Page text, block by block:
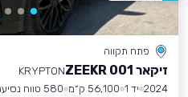
פתח תקווה
זיקאר ZEEKR 001
KRYPTON
2024 יד 1 56,100 ק״מ
580 טווח נסיעה